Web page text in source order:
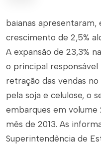
baianas apresentaram,
crescimento de 2,5%
A expansão de 23,3%
o principal
retração das vendas
pela soja e celulose, o
embarques em volume
mês de 2013. As
Superintendência de